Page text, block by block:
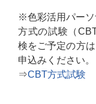
※色彩活用パー
方式の試験（
検をご予定の方
申込みください。
⇒CBT方式試験